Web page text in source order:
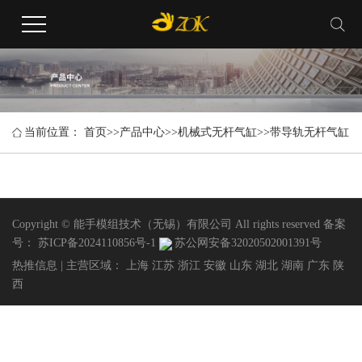
当前位置： 首页>>产品中心>>机械式无杆气缸>>带导轨无杆气缸
Copyright © 能手模组技术（无锡）有限公司 All rights reserved 备案
号：
苏ICP备2024110856号-1
苏公网安备32020502001391号
热推信息 | 主营区域： 上海 江苏 浙江 安徽 山东 湖北 湖南 广东 陕
西